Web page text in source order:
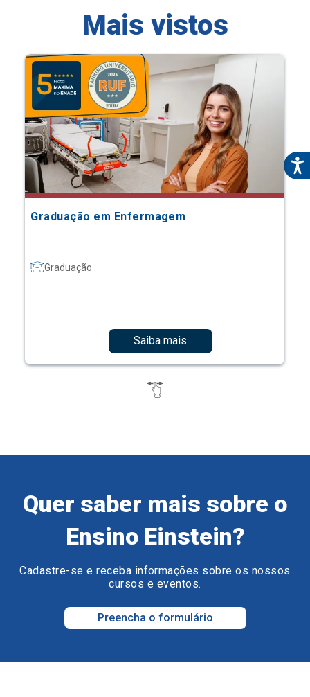
Mais vistos
Graduação em Enfermagem
Graduação
Saiba mais
Quer saber mais sobre o
Ensino Einstein?
Cadastre-se e receba informações sobre os nossos
cursos e eventos.
Preencha o formulário